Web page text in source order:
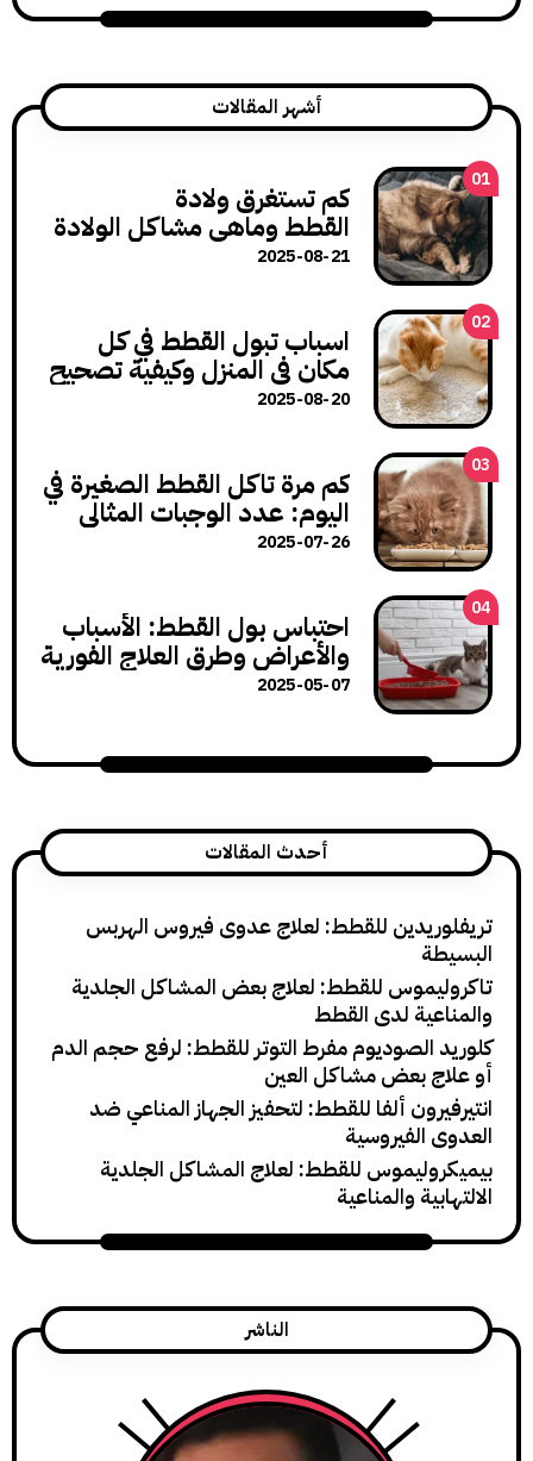
أشهر المقالات
كم تستغرق ولادة
القطط وماهي مشاكل الولادة
وكيف تتعامل معها؟
2025-08-21
اسباب تبول القطط في كل
مكان في المنزل وكيفية تصحيح
هذا السلوك
2025-08-20
كم مرة تاكل القطط الصغيرة في
اليوم: عدد الوجبات المثالي
لنمو صحي
2025-07-26
احتباس بول القطط: الأسباب
والأعراض وطرق العلاج الفورية
2025-05-07
أحدث المقالات
للقطط: لعلاج عدوى فيروس الهربس
للقطط: لعلاج بعض المشاكل الجلدية
لدى القطط
الصوديوم مفرط التوتر للقطط: لرفع حجم الدم
بعض مشاكل العين
ألفا للقطط: لتحفيز الجهاز المناعي ضد
الفيروسية
للقطط: لعلاج المشاكل الجلدية
والمناعية